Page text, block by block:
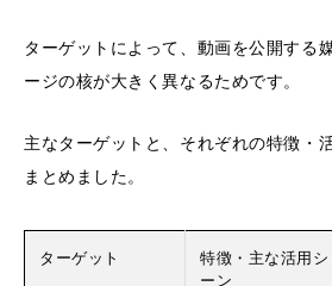
ターゲットによって、動画を公開する
ージの核が大きく異なるためです。
主なターゲットと、それぞれの特徴・
まとめました。
ターゲット
特徴・主な活用シ
ーン